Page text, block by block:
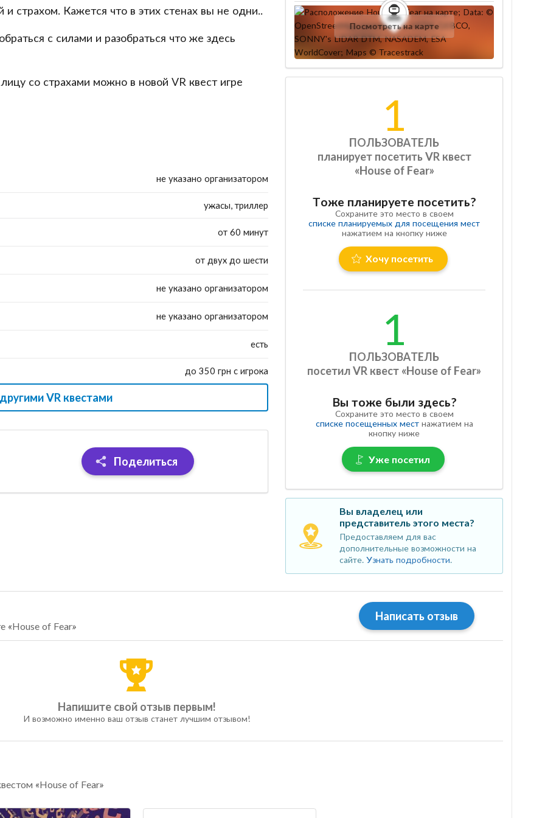
страхом. Кажется что в этих стенах вы не одни..
с силами и разобраться что же здесь
со страхами можно в новой VR квест игре
не указано организатором
ужасы, триллер
от 60 минут
от двух до шести
не указано организатором
не указано организатором
есть
до 350 грн с игрока
VR квестами
Поделиться
Посмотреть на карте
1
ПОЛЬЗОВАТЕЛЬ
планирует посетить VR квест
«House of Fear»
Тоже планируете посетить?
Сохраните это место в своем
списке планируемых для посещения мест
нажатием на кнопку ниже
Хочу посетить
1
ПОЛЬЗОВАТЕЛЬ
посетил VR квест «House of Fear»
Вы тоже были здесь?
Сохраните это место в своем
списке посещенных местнажатием на
кнопку ниже
Уже посетил
Вы владелец или
представитель этого места?
Предоставляем для вас
дополнительные возможности на
сайте. Узнать подробности.
«House of Fear»
Написать отзыв
Напишите свой отзыв первым!
И возможно именно ваш отзыв станет лучшим отзывом!
«House of Fear»